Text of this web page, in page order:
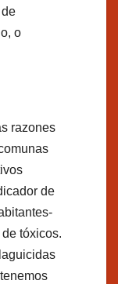
o
razones
de
tóxicos.